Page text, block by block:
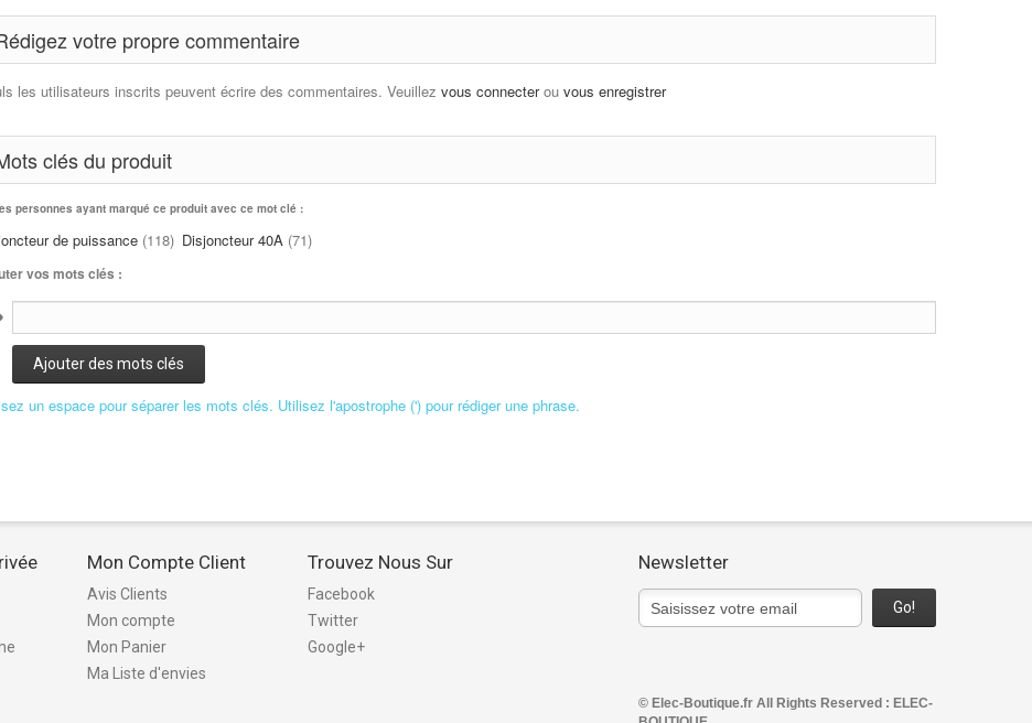
votre propre commentaire
les utilisateurs inscrits peuvent écrire des commentaires. Veuillez vous connecterou vous enregistrer
clés du produit
personnes ayant marqué ce produit avec ce mot clé :
de puissance (118) Disjoncteur 40A (71)
vos mots clés :
Ajouter des mots clés
un espace pour séparer les mots clés. Utilisez l'apostrophe (') pour rédiger une phrase.
Mon Compte Client
Avis Clients
Mon compte
Mon Panier
Ma Liste d'envies
Trouvez Nous Sur
Facebook
Twitter
Google+
Newsletter
Go!
© Elec-Boutique.fr All Rights Reserved : ELEC-